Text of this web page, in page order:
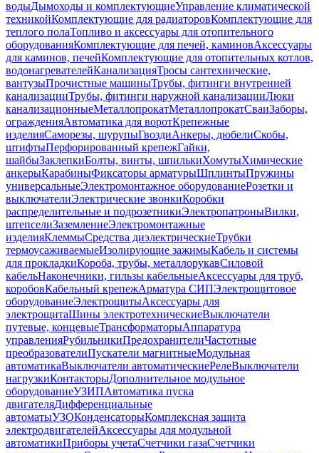
водыДымоходы и комплектующиеУправление климатической
техникойКомплектующие для радиаторовКомплектующие для
теплого полаТопливо и аксессуары для отопительного
оборудованияКомплектующие для печей, каминовАксессуары
для каминов, печейКомплектующие для отопительных котлов,
водонагревателейКанализацияТросы сантехнические,
вантузыПрочистные машиныТрубы, фитинги внутренней
канализацииТрубы, фитинги наружной канализацииЛюки
канализационныеМеталлопрокатМеталлопрокатСваиЗаборы,
огражденияАвтоматика для воротКрепежные
изделияСаморезы, шурупыГвоздиАнкеры, дюбелиСкобы,
штифтыПерфорированный крепежГайки,
шайбыЗаклепкиБолты, винты, шпилькиХомутыХимические
анкерыКарабиныФиксаторы арматурыШплинтыПружины
универсальныеЭлектромонтажное оборудованиеРозетки и
выключателиЭлектрические звонкиКоробки
распределительные и подрозетникиЭлектропатроныВилки,
штепселиЗаземлениеЭлектромонтажные
изделияКлеммыСредства диэлектрическиеТрубки
термоусаживаемыеИзолирующие зажимыКабель и системы
для прокладкиКороба, трубы, металлорукавСиловой
кабельНаконечники, гильзы кабельныеАксессуары для труб,
коробовКабельный крепежАрматура СИПЭлектрощитовое
оборудованиеЭлектрощитыАксессуары для
электрощитаШины электротехническиеВыключатели
путевые, концевыеТрансформаторыАппаратура
управленияРубильникиПредохранителиЧастотные
преобразователиПускатели магнитныеМодульная
автоматикаВыключатели автоматическиеРелеВыключатели
нагрузкиКонтакторыДополнительное модульное
оборудованиеУЗИПАвтоматика пуска
двигателяДифференциальные
автоматыУЗОКонденсаторыКомплексная защита
электродвигателейАксессуары для модульной
автоматикиПриборы учетаСчетчики газаСчетчики